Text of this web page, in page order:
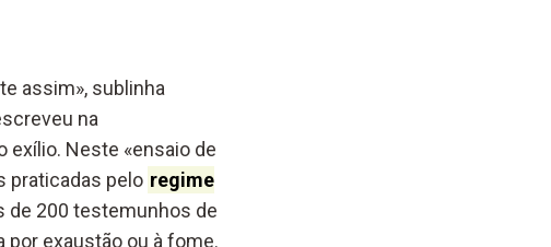
assim», sublinha
na
exílio. Neste «ensaio de
praticadas pelo regime
de 200 testemunhos de
exaustão ou à fome.